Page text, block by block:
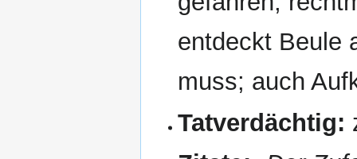
entdeckt Beule
muss; auch
Tatverdächtig: